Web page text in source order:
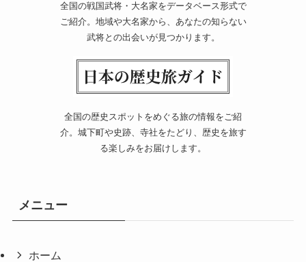
全国の戦国武将・大名家をデータベース形式で
ご紹介。地域や大名家から、あなたの知らない
武将との出会いが見つかります。
全国の歴史スポットをめぐる旅の情報をご紹
介。城下町や史跡、寺社をたどり、歴史を旅す
る楽しみをお届けします。
メニュー
ホーム